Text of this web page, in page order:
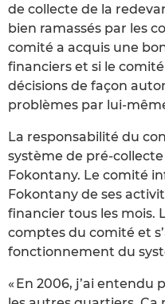
de collecte de la
bien ramassés par les
comité a acquis une
financiers et si le
décisions de façon
problèmes par lui-
La responsabilité du
système de pré-
Fokontany. Le comité
Fokontany de ses
financier tous les mois.
comptes du comité et
fonctionnement du
« En 2006, j’ai